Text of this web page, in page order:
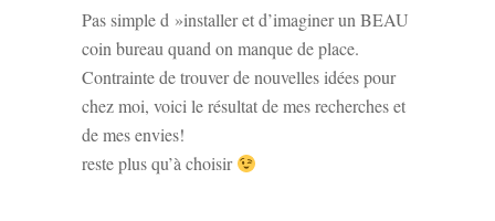
Pas simple d »installer et d’imaginer un BEAU
coin bureau quand on manque de place.
Contrainte de trouver de nouvelles idées pour
chez moi, voici le résultat de mes recherches et
de mes envies!
reste plus qu’à choisir